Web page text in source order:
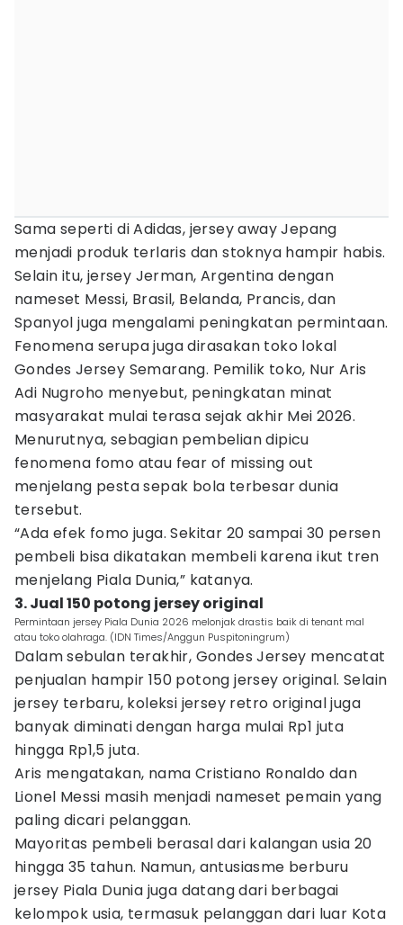
Sama seperti di Adidas, jersey away Jepang
menjadi produk terlaris dan stoknya hampir habis.
Selain itu, jersey Jerman, Argentina dengan
nameset Messi, Brasil, Belanda, Prancis, dan
Spanyol juga mengalami peningkatan permintaan.
Fenomena serupa juga dirasakan toko lokal
Gondes Jersey Semarang. Pemilik toko, Nur Aris
Adi Nugroho menyebut, peningkatan minat
masyarakat mulai terasa sejak akhir Mei 2026.
Menurutnya, sebagian pembelian dipicu
fenomena fomo atau fear of missing out
menjelang pesta sepak bola terbesar dunia
tersebut.
“Ada efek fomo juga. Sekitar 20 sampai 30 persen
pembeli bisa dikatakan membeli karena ikut tren
menjelang Piala Dunia,” katanya.
3. Jual 150 potong jersey original
Permintaan jersey Piala Dunia 2026 melonjak drastis baik di tenant mal
atau toko olahraga. (IDN Times/Anggun Puspitoningrum)
Dalam sebulan terakhir, Gondes Jersey mencatat
penjualan hampir 150 potong jersey original. Selain
jersey terbaru, koleksi jersey retro original juga
banyak diminati dengan harga mulai Rp1 juta
hingga Rp1,5 juta.
Aris mengatakan, nama Cristiano Ronaldo dan
Lionel Messi masih menjadi nameset pemain yang
paling dicari pelanggan.
Mayoritas pembeli berasal dari kalangan usia 20
hingga 35 tahun. Namun, antusiasme berburu
jersey Piala Dunia juga datang dari berbagai
kelompok usia, termasuk pelanggan dari luar Kota